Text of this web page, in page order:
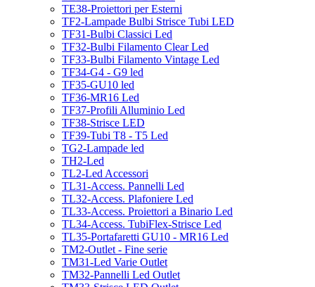
TE38-Proiettori per Esterni
TF2-Lampade Bulbi Strisce Tubi LED
TF31-Bulbi Classici Led
TF32-Bulbi Filamento Clear Led
TF33-Bulbi Filamento Vintage Led
TF34-G4 - G9 led
TF35-GU10 led
TF36-MR16 Led
TF37-Profili Alluminio Led
TF38-Strisce LED
TF39-Tubi T8 - T5 Led
TG2-Lampade led
TH2-Led
TL2-Led Accessori
TL31-Access. Pannelli Led
TL32-Access. Plafoniere Led
TL33-Access. Proiettori a Binario Led
TL34-Access. TubiFlex-Strisce Led
TL35-Portafaretti GU10 - MR16 Led
TM2-Outlet - Fine serie
TM31-Led Varie Outlet
TM32-Pannelli Led Outlet